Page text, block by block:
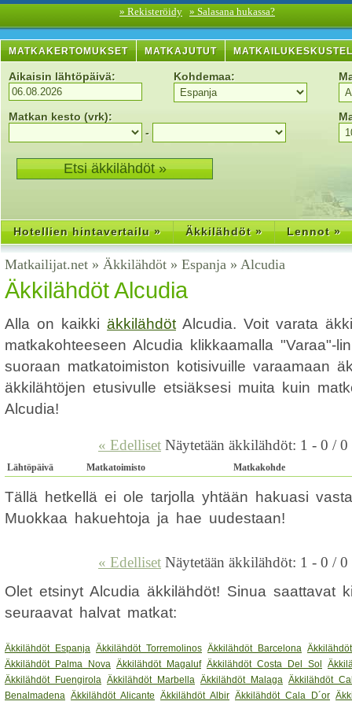
» Rekisteröidy » Salasana hukassa?
MATKAKERTOMUKSET MATKAJUTUT
Aikaisin lähtöpäivä: Kohdemaa:
Matkan kesto (vrk):
-
Hotellien hintavertailu » Äkkilähdöt » Lennot »
Matkailijat.net » Äkkilähdöt » Espanja » Alcudia
Äkkilähdöt Alcudia
Alla on kaikki äkkilähdöt Alcudia. Voit varata
matkakohteeseen Alcudia klikkaamalla "Varaa"-
suoraan matkatoimiston kotisivuille varaamaan
äkkilähtöjen etusivulle etsiäksesi muita kuin
Alcudia!
« Edelliset Näytetään äkkilähdöt: 1 - 0 / 0
Lähtöpäivä Matkatoimisto Matkakohde
Tällä hetkellä ei ole tarjolla yhtään hakuasi
Muokkaa hakuehtoja ja hae uudestaan!
« Edelliset Näytetään äkkilähdöt: 1 - 0 / 0
Olet etsinyt Alcudia äkkilähdöt! Sinua saattavat
seuraavat halvat matkat:
Äkkilähdöt Espanja Äkkilähdöt Torremolinos Äkkilähdöt Barcelona
Äkkilähdöt Palma Nova Äkkilähdöt Magaluf Äkkilähdöt Costa Del Sol
Äkkilähdöt Fuengirola Äkkilähdöt Marbella Äkkilähdöt Malaga Äkkilähdöt
Benalmadena Äkkilähdöt Alicante Äkkilähdöt Albir Äkkilähdöt Cala D´or